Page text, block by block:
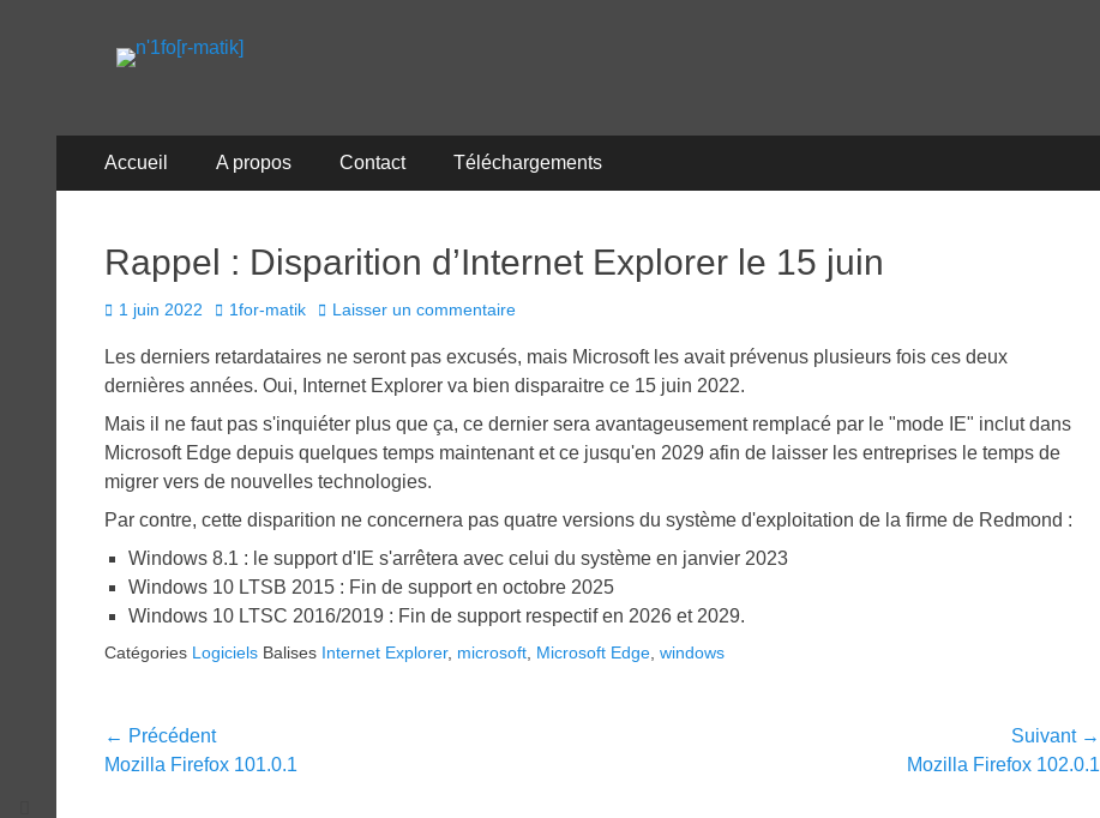
n'1fo[r-matik]
Pour les nymphos d'infos en info…
Menu
principal
Accueil A propos Contact Téléchargements
Rappel : Disparition d’Internet Explorer le 15 juin
Posted
1 juin 2022 Author
1for-matik Laisser un commentaire
Les derniers retardataires ne seront pas excusés, mais Microsoft les avait prévenus plusieurs fois ces deux
dernières années. Oui, Internet Explorer va bien disparaitre ce 15 juin 2022.
Mais il ne faut pas s'inquiéter plus que ça, ce dernier sera avantageusement remplacé par le "mode IE" inclut dans
Microsoft Edge depuis quelques temps maintenant et ce jusqu'en 2029 afin de laisser les entreprises le temps de
migrer vers de nouvelles technologies.
Par contre, cette disparition ne concernera pas quatre versions du système d'exploitation de la firme de Redmond :
Windows 8.1 : le support d'IE s'arrêtera avec celui du système en janvier 2023
Windows 10 LTSB 2015 : Fin de support en octobre 2025
Windows 10 LTSC 2016/2019 : Fin de support respectif en 2026 et 2029.
Catégories Logiciels Balises Internet Explorer, microsoft Microsoft Edge windows
Navigation
← Précédent
Article
Mozilla Firefox 101.0.1
Suivant →
Mozilla Firefox 102.0.1